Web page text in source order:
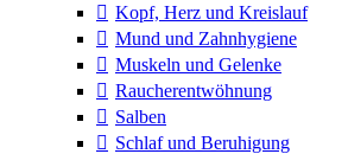
Kopf, Herz und Kreislauf
Mund und Zahnhygiene
Muskeln und Gelenke
Raucherentwöhnung
Salben
Schlaf und Beruhigung